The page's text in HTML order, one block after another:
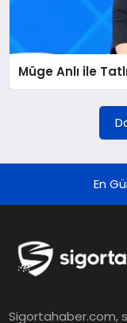
Müge Anlı ile
En
Sigortahaber.com,